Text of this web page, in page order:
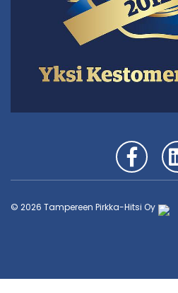
© 2026 Tampereen Pirkka-Hitsi Oy